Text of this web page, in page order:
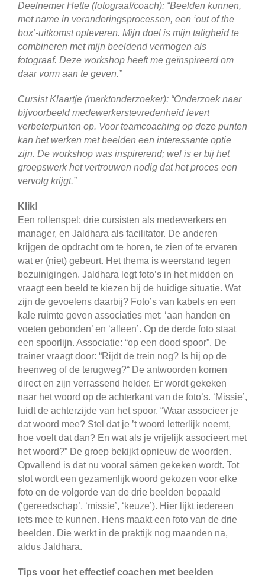
Deelnemer Hette (fotograaf/coach): “Beelden kunnen,
met name in veranderingsprocessen, een ‘out of the
box’-uitkomst opleveren. Mijn doel is mijn taligheid te
combineren met mijn beeldend vermogen als
fotograaf. Deze workshop heeft me geïnspireerd om
daar vorm aan te geven.”
Cursist Klaartje (marktonderzoeker): “Onderzoek naar
bijvoorbeeld medewerkerstevredenheid levert
verbeterpunten op. Voor teamcoaching op deze punten
kan het werken met beelden een interessante optie
zijn. De workshop was inspirerend; wel is er bij het
groepswerk het vertrouwen nodig dat het proces een
vervolg krijgt.”
Klik!
Een rollenspel: drie cursisten als medewerkers en
manager, en Jaldhara als facilitator. De anderen
krijgen de opdracht om te horen, te zien of te ervaren
wat er (niet) gebeurt. Het thema is weerstand tegen
bezuinigingen. Jaldhara legt foto’s in het midden en
vraagt een beeld te kiezen bij de huidige situatie. Wat
zijn de gevoelens daarbij? Foto’s van kabels en een
kale ruimte geven associaties met: ‘aan handen en
voeten gebonden’ en ‘alleen’. Op de derde foto staat
een spoorlijn. Associatie: “op een dood spoor”. De
trainer vraagt door: “Rijdt de trein nog? Is hij op de
heenweg of de terugweg?“ De antwoorden komen
direct en zijn verrassend helder. Er wordt gekeken
naar het woord op de achterkant van de foto’s. ‘Missie’,
luidt de achterzijde van het spoor. “Waar associeer je
dat woord mee? Stel dat je ’t woord letterlijk neemt,
hoe voelt dat dan? En wat als je vrijelijk associeert met
het woord?” De groep bekijkt opnieuw de woorden.
Opvallend is dat nu vooral sámen gekeken wordt. Tot
slot wordt een gezamenlijk woord gekozen voor elke
foto en de volgorde van de drie beelden bepaald
(‘gereedschap’, ‘missie’, ‘keuze’). Hier lijkt iedereen
iets mee te kunnen. Hens maakt een foto van de drie
beelden. Die werkt in de praktijk nog maanden na,
aldus Jaldhara.
Tips voor het effectief coachen met beelden